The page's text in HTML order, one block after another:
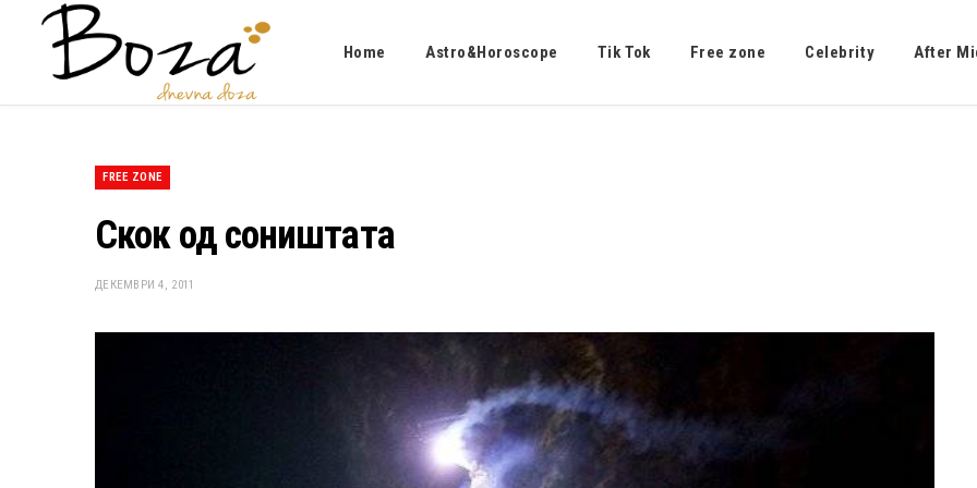
Home Astro&Horoscope Tik Tok Free zone Celebrity After
FREE ZONE
Скок од соништата
ДЕКЕМВРИ 4, 2011